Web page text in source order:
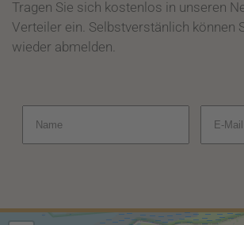
Tragen Sie sich kostenlos in unseren
Verteiler ein. Selbstverstänlich können
wieder abmelden.